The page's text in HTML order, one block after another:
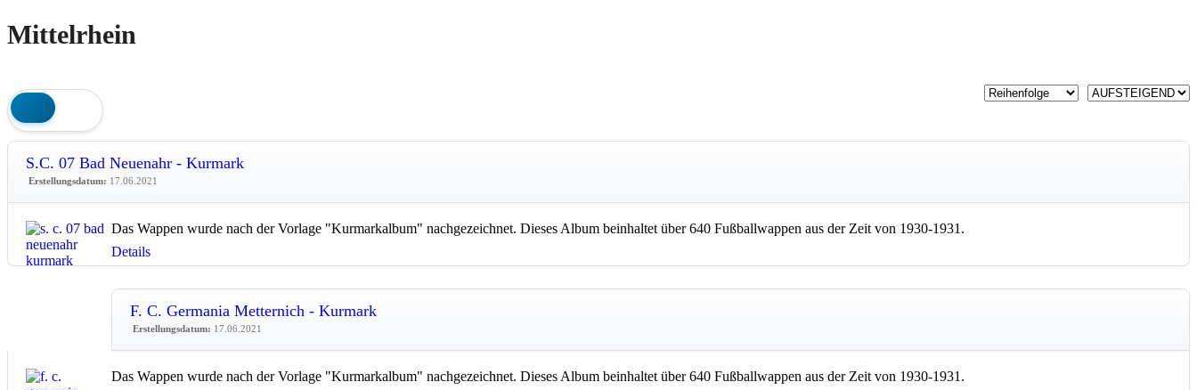
Mittelrhein
S.C. 07 Bad Neuenahr - Kurmark
Erstellungsdatum: 17.06.2021
Das Wappen wurde nach der Vorlage "Kurmarkalbum" nachgezeichnet. Dieses Album beinhaltet über 640 Fußballwappen aus der Zeit von 1930-1931.
Details
F. C. Germania Metternich - Kurmark
Erstellungsdatum: 17.06.2021
Das Wappen wurde nach der Vorlage "Kurmarkalbum" nachgezeichnet. Dieses Album beinhaltet über 640 Fußballwappen aus der Zeit von 1930-1931.